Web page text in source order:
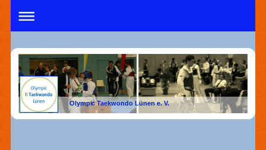
Olympic Taekwondo Lünen e. V.